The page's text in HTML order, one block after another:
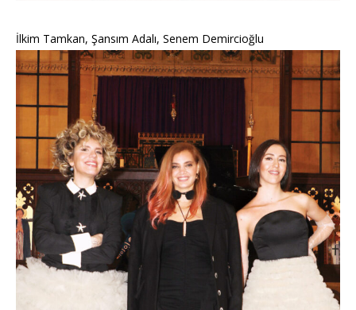
İlkim Tamkan, Şansım Adalı, Senem Demircioğlu